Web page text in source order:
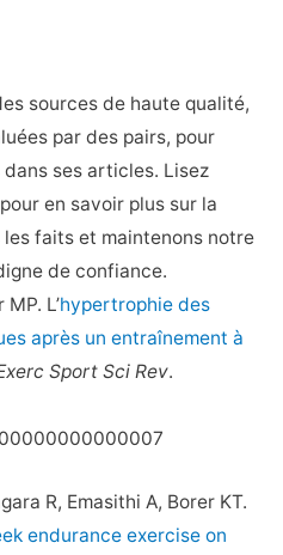
sources de haute qualité,
par des pairs, pour
ses articles. Lisez
pour en savoir plus sur la
faits et maintenons notre
de confiance.
L’hypertrophie des
après un entraînement à
Sport Sci Rev.
R, Emasithi A, Borer KT.
endurance exercise on